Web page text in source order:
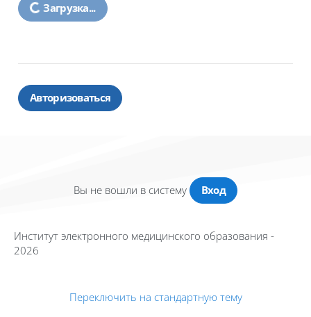
Загрузка...
Авторизоваться
Вы не вошли в систему Вход
Институт электронного медицинского образования -
2026
Переключить на стандартную тему